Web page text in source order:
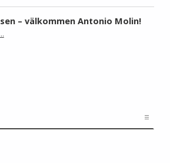
– välkommen Antonio Molin!
– välkommen Antonio Molin!”
…